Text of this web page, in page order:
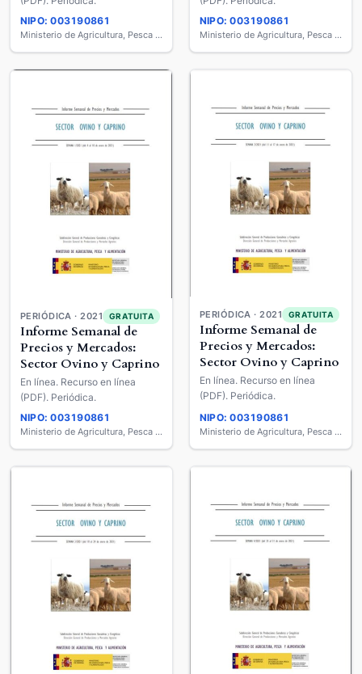
NIPO: 003190861
Ministerio de Agricultura, Pesca y Alimentación
NIPO: 003190861
Ministerio de Agricultura, Pesca y Alimentación
PERIÓDICA · 2021 GRATUITA
Informe Semanal de
Precios y Mercados:
Sector Ovino y Caprino
En línea. Recurso en línea
(PDF). Periódica.
NIPO: 003190861
Ministerio de Agricultura, Pesca y Alimentación
PERIÓDICA · 2021 GRATUITA
Informe Semanal de
Precios y Mercados:
Sector Ovino y Caprino
En línea. Recurso en línea
(PDF). Periódica.
NIPO: 003190861
Ministerio de Agricultura, Pesca y Alimentación